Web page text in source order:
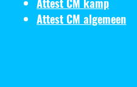
Attest CM algemeen